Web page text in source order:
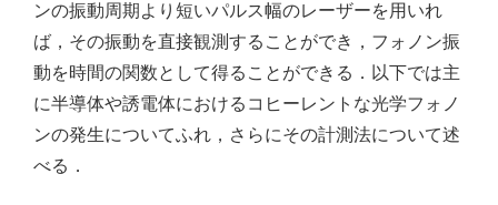
ンの振動周期より短いパルス幅のレーザーを用いれ
ば，その振動を直接観測することができ，フォノン振
動を時間の関数として得ることができる．以下では主
に半導体や誘電体におけるコヒーレントな光学フォノ
ンの発生についてふれ，さらにその計測法について述
べる．